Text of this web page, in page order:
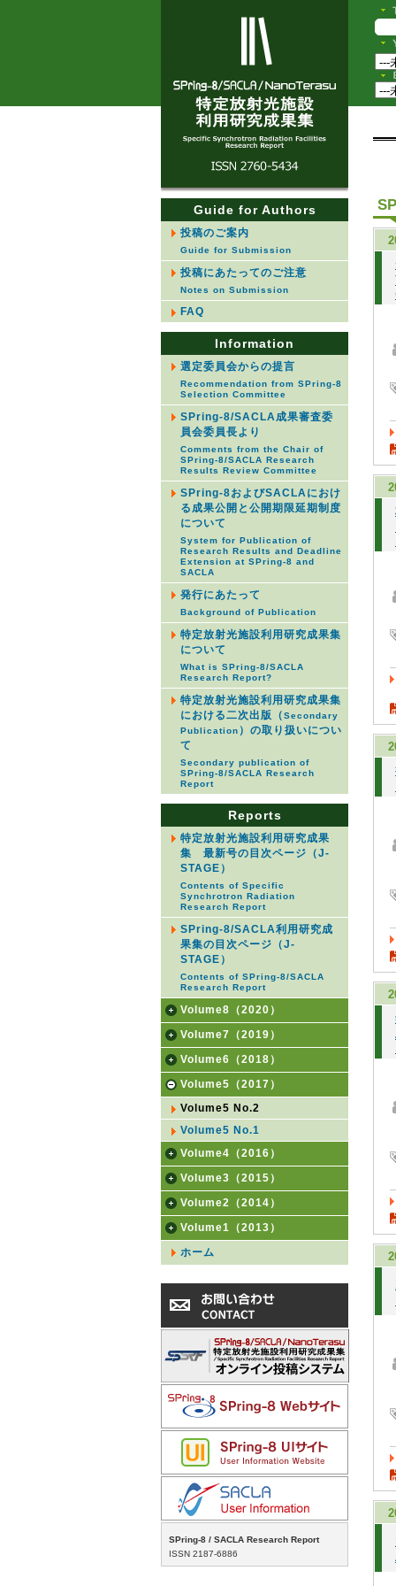
Guide for Authors
投稿のご案内
Guide for Submission
投稿にあたってのご注意
Notes on Submission
FAQ
Information
選定委員会からの提言
Recommendation from SPring-8
Selection Committee
SPring-8/SACLA成果審査委
員会委員長より
Comments from the Chair of
SPring-8/SACLA Research
Results Review Committee
SPring-8およびSACLAにおけ
る成果公開と公開期限延期制度
について
System for Publication of
Research Results and Deadline
Extension at SPring-8 and
SACLA
発行にあたって
Background of Publication
特定放射光施設利用研究成果集
について
What is SPring-8/SACLA
Research Report?
特定放射光施設利用研究成果集
における二次出版（Secondary
Publication ）の取り扱いについ
て
Secondary publication of
SPring-8/SACLA Research
Report
Reports
特定放射光施設利用研究成果
集 最新号の目次ページ（J-
STAGE）
Contents of Specific
Synchrotron Radiation
Research Report
SPring-8/SACLA利用研究成
果集の目次ページ（J-
STAGE）
Contents of SPring-8/SACLA
Research Report
Volume8（2020）
Volume7（2019）
Volume6（2018）
Volume5（2017）
Volume5 No.2
Volume5 No.1
Volume4（2016）
Volume3（2015）
Volume2（2014）
Volume1（2013）
ホーム
SPring-8 / SACLA Research Report
ISSN 2187-6886